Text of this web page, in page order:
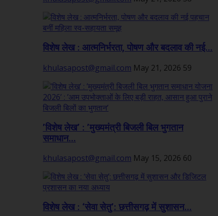
विशेष लेख : आत्मनिर्भरता, पोषण और बदलाव की नई...
khulasapost@gmail.com May 21, 2026 59
’विशेष लेख’ : ’मुख्यमंत्री बिजली बिल भुगतान
समाधान...
khulasapost@gmail.com May 15, 2026 60
विशेष लेख : ‘सेवा सेतु’: छत्तीसगढ़ में सुशासन...